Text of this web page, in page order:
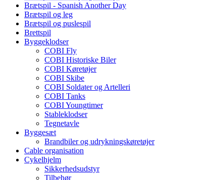
Brætspil - Spanish Another Day
Brætspil og leg
Brætspil og puslespil
Brettspil
Byggeklodser
COBI Fly
COBI Historiske Biler
COBI Køretøjer
COBI Skibe
COBI Soldater og Artelleri
COBI Tanks
COBI Youngtimer
Stableklodser
Tegnetavle
Byggesæt
Brandbiler og udrykningskøretøjer
Cable organisation
Cykelhjelm
Sikkerhedsudstyr
Tilbehør